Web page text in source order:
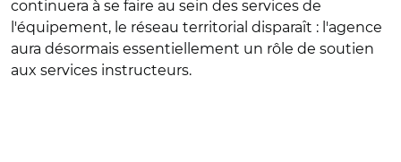
continuera à se faire au sein des services de
l'équipement, le réseau territorial disparaît : l'agence
aura désormais essentiellement un rôle de soutien
aux services instructeurs.